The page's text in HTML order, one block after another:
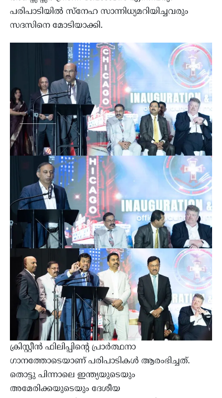
പരിപാടിയില്‍ സ്‌നേഹ സാന്നിധ്യമറിയിച്ചവരും
സദസിനെ മോടിയാക്കി.
ക്രിസ്റ്റീന്‍ ഫിലിപ്പിന്റെ പ്രാര്‍ത്ഥനാ
ഗാനത്തോടെയാണ് പരിപാടികള്‍ ആരംഭിച്ചത്.
തൊട്ടു പിന്നാലെ ഇന്ത്യയുടെയും
അമേരിക്കയുടെയും ദേശീയ